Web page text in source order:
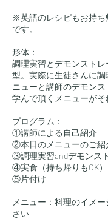
※英語のレシピもお持ち
です。
形体：
調理実習とデモンスト
型。実際に生徒さんに
ニューと講師のデモン
学んで頂くメニューがそ
プログラム：
①講師による自己紹介
②本日のメニューのご紹
③調理実習andデモンス
④実食（持ち帰りもOK）
⑤片付け
メニュー：料理のイメ
さい